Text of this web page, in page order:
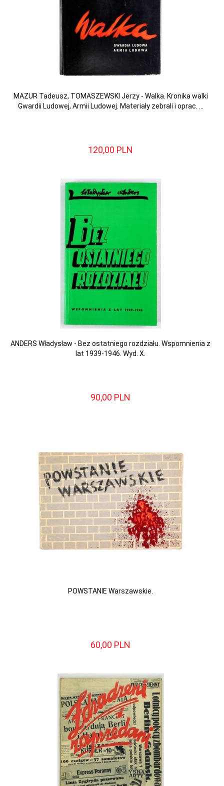
MAZUR Tadeusz, TOMASZEWSKI Jerzy - Walka. Kronika walki
Gwardii Ludowej, Armii Ludowej. Materiały zebrali i oprac. ...
120,00 PLN
ANDERS Władysław - Bez ostatniego rozdziału. Wspomnienia z
lat 1939-1946. Wyd. X.
90,00 PLN
POWSTANIE Warszawskie.
60,00 PLN